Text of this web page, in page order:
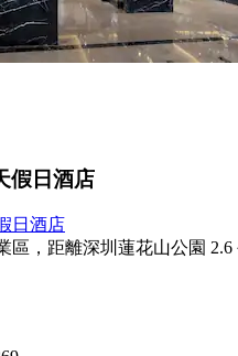
假日酒店
日酒店
區，距離深圳蓮花山公園 2.6